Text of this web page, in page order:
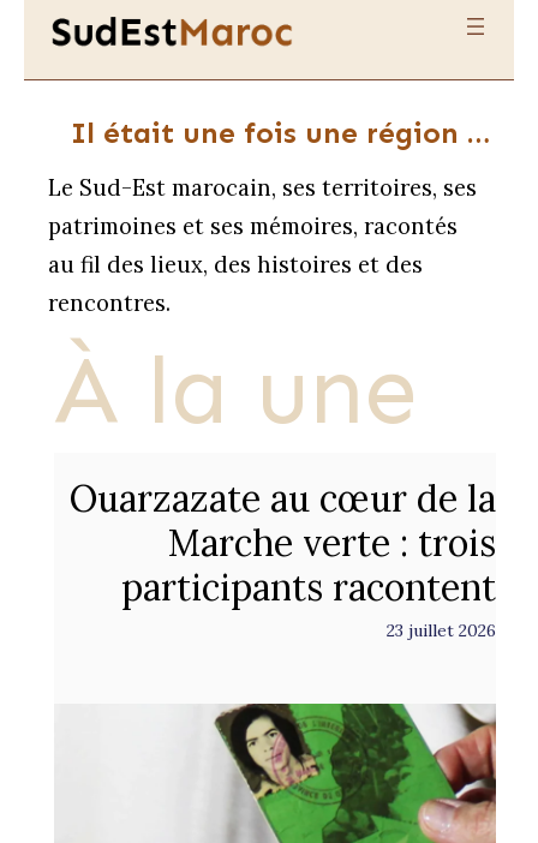
Il était une fois une région …
Le Sud-Est marocain, ses territoires, ses
patrimoines et ses mémoires, racontés
au fil des lieux, des histoires et des
rencontres.
À la une
Ouarzazate au cœur de la
Marche verte : trois
participants racontent
23 juillet 2026